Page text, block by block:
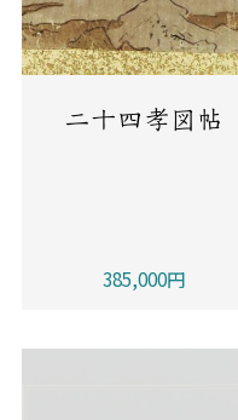
二十四孝図帖
385,000円